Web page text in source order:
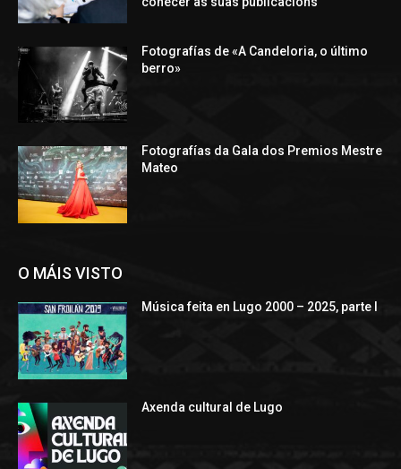
Fotografías de «A Candeloria, o último
berro»
Fotografías da Gala dos Premios Mestre
Mateo
O MÁIS VISTO
Música feita en Lugo 2000 – 2025, parte I
Axenda cultural de Lugo